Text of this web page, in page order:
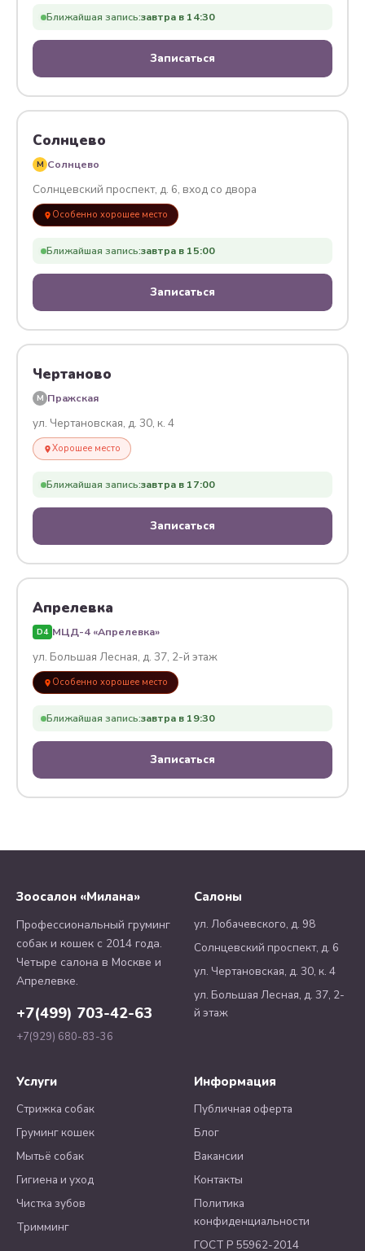
Ближайшая запись:завтра в 14:30
Записаться
Солнцево
M Солнцево
Солнцевский проспект, д. 6, вход со двора
Особенно хорошее место
Ближайшая запись:завтра в 15:00
Записаться
Чертаново
M Пражская
ул. Чертановская, д. 30, к. 4
Хорошее место
Ближайшая запись:завтра в 17:00
Записаться
Апрелевка
D4 МЦД-4 «Апрелевка»
ул. Большая Лесная, д. 37, 2-й этаж
Особенно хорошее место
Ближайшая запись:завтра в 19:30
Записаться
Зоосалон «Милана»
Профессиональный груминг
собак и кошек с 2014 года.
Четыре салона в Москве и
Апрелевке.
+7(499) 703-42-63
+7(929) 680-83-36
Салоны
ул. Лобачевского, д. 98
Солнцевский проспект, д. 6
ул. Чертановская, д. 30, к. 4
ул. Большая Лесная, д. 37, 2-
й этаж
Услуги
Стрижка собак
Груминг кошек
Мытьё собак
Гигиена и уход
Чистка зубов
Тримминг
Информация
Публичная оферта
Блог
Вакансии
Контакты
Политика
конфиденциальности
ГОСТ Р 55962-2014